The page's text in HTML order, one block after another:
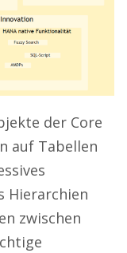
der Core
auf Tabellen
Hierarchien
zwischen